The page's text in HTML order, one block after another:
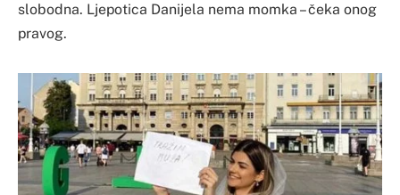
slobodna. Ljepotica Danijela nema momka – čeka onog
pravog.